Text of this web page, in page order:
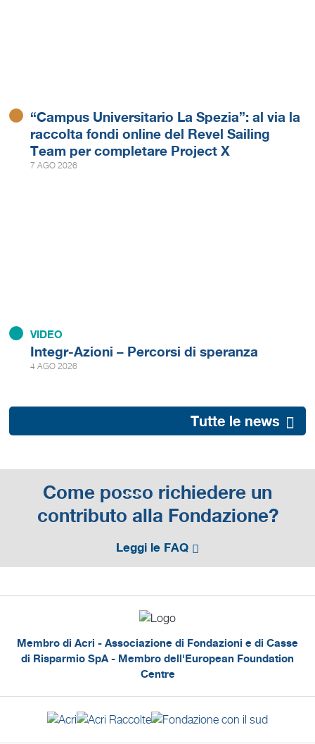
“Campus Universitario La Spezia”: al via la
raccolta fondi online del Revel Sailing
Team per completare Project X
7 AGO 2026
VIDEO
Integr-Azioni – Percorsi di speranza
4 AGO 2026
Tutte le news
Come posso richiedere un
contributo alla Fondazione?
Leggi le FAQ
Membro di Acri - Associazione di Fondazioni e di Casse
di Risparmio SpA - Membro dell'European Foundation
Centre